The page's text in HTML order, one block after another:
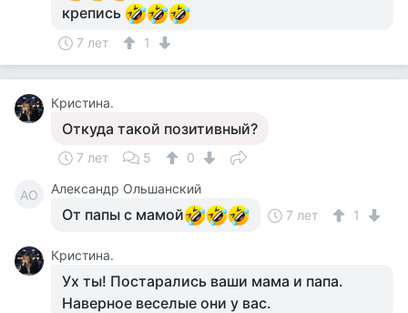
крепись
7 лет 1
Кристина.
Откуда такой позитивный?
7 лет 5 0
АО Александр Ольшанский
От папы с мамой 7 лет 1
Кристина.
Ух ты! Постарались ваши мама и папа.
Наверное веселые они у вас.